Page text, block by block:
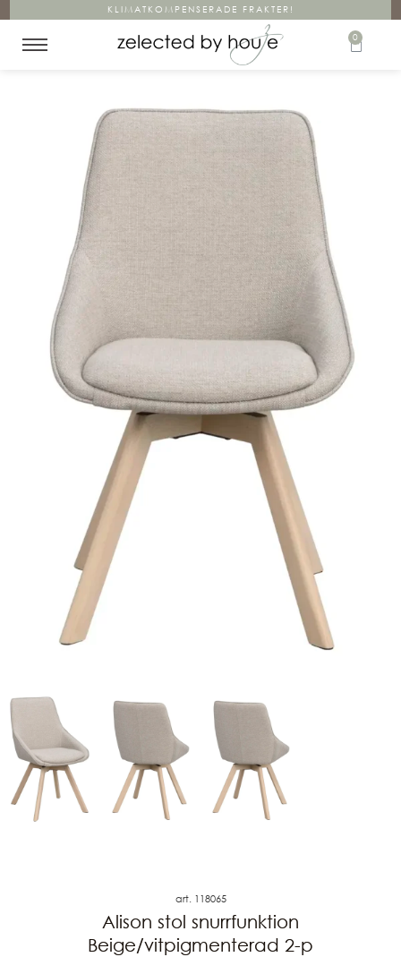
KLIMATKOMPENSERADE FRAKTER!
0
art. 118065
Alison stol snurrfunktion
Beige/vitpigmenterad 2-p